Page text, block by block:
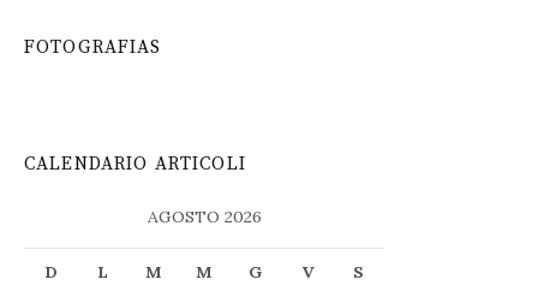
FOTOGRAFIAS
CALENDARIO ARTICOLI
AGOSTO 2026
D L M M G V S